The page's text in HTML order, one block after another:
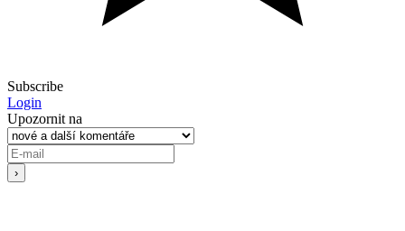
Subscribe
Login
Upozornit na